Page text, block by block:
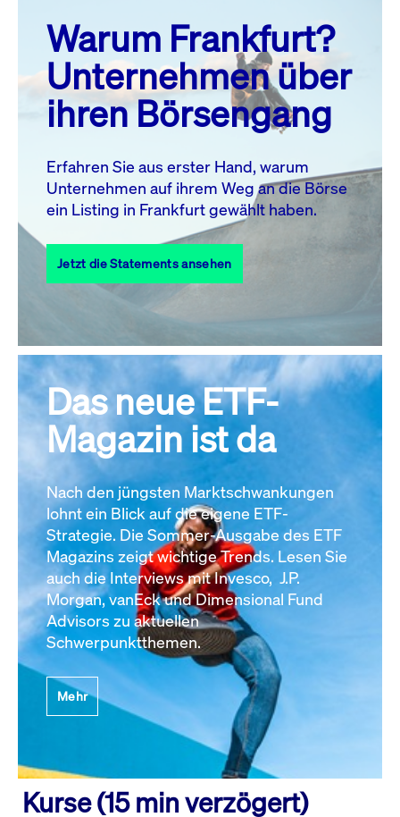
MO. DI. MI. DO. FR. SA. SO.
1
2
3
4 5 6 7 8
10 11 13 14
17
18 19 20 21 22
23
27 28
31
Alle Events
Warum Frankfurt?
Unternehmen über
ihren Börsengang
Erfahren Sie aus erster Hand, warum
Unternehmen auf ihrem Weg an die Börse
ein Listing in Frankfurt gewählt haben.
Jetzt die Statements ansehen
Das neue ETF-
Magazin ist da
Nach den jüngsten Marktschwankungen
lohnt ein Blick auf die eigene ETF-
Strategie. Die Sommer-Ausgabe des ETF
Magazins zeigt wichtige Trends. Lesen Sie
auch die Interviews mit Invesco, J.P.
Morgan, vanEck und Dimensional Fund
Advisors zu aktuellen
Schwerpunktthemen.
Mehr
Kurse (15 min verzögert)